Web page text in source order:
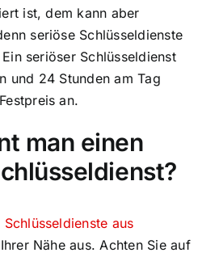
ist, dem kann aber
seriöse Schlüsseldienste
seriöser Schlüsseldienst
und 24 Stunden am Tag
an.
man einen
Schlüsseldienste aus
Nähe aus. Achten Sie auf